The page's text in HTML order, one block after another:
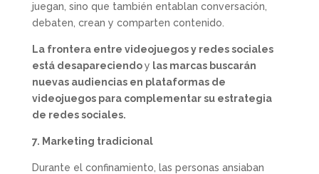
juegan, sino que también entablan conversación,
debaten, crean y comparten contenido.
La frontera entre videojuegos y redes sociales
está desapareciendoy las marcas buscarán
nuevas audiencias en plataformas de
videojuegos para complementar su estrategia
de redes sociales.
7. Marketing tradicional
Durante el confinamiento, las personas ansiaban